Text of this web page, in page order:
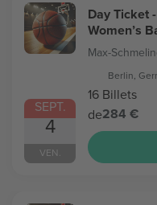
SEPT.
4
VEN.
Day Ticket
Women’s
Max-
Berlin,
16 Billets
de284 €